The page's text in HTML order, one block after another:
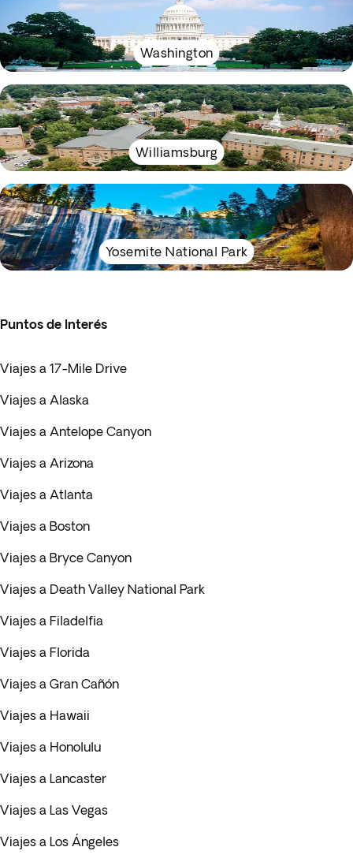
Washington
Williamsburg
Yosemite National Park
Puntos de Interés
Viajes a 17-Mile Drive
Viajes a Alaska
Viajes a Antelope Canyon
Viajes a Arizona
Viajes a Atlanta
Viajes a Boston
Viajes a Bryce Canyon
Viajes a Death Valley National Park
Viajes a Filadelfia
Viajes a Florida
Viajes a Gran Cañón
Viajes a Hawaii
Viajes a Honolulu
Viajes a Lancaster
Viajes a Las Vegas
Viajes a Los Ángeles